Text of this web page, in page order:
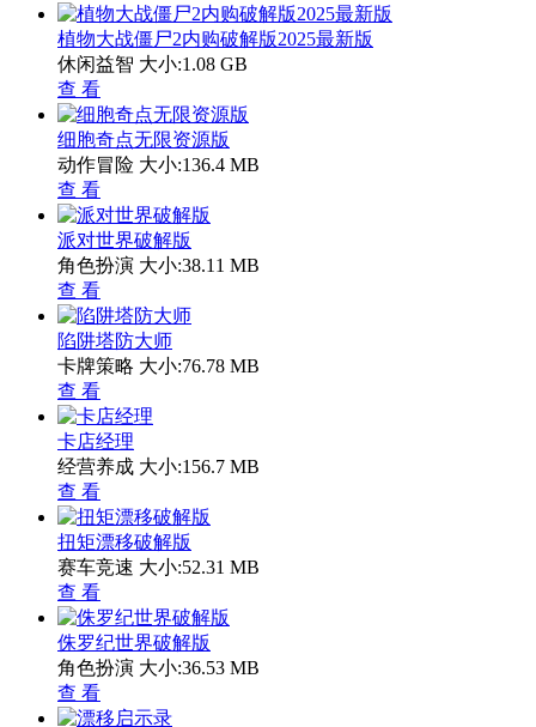
植物大战僵尸2内购破解版2025最新版
休闲益智 大小:1.08 GB
查 看
细胞奇点无限资源版
动作冒险 大小:136.4 MB
查 看
派对世界破解版
角色扮演 大小:38.11 MB
查 看
陷阱塔防大师
卡牌策略 大小:76.78 MB
查 看
卡店经理
经营养成 大小:156.7 MB
查 看
扭矩漂移破解版
赛车竞速 大小:52.31 MB
查 看
侏罗纪世界破解版
角色扮演 大小:36.53 MB
查 看